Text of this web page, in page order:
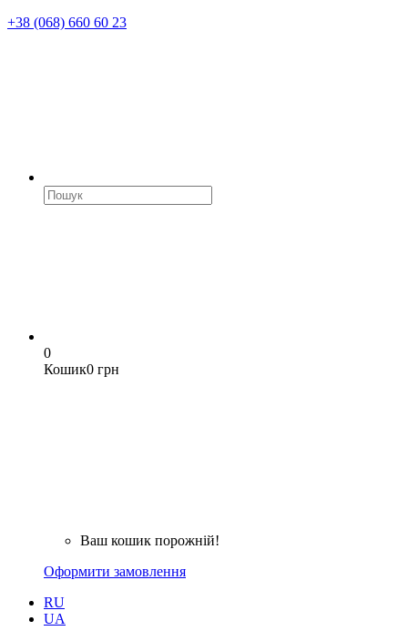
+38 (068) 660 60 23
0
Кошик0 грн
Ваш кошик порожній!
Оформити замовлення
RU
UA